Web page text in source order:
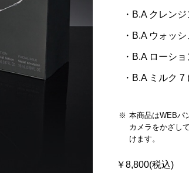
B.A クレン
B.A ウォッ
B.A ローシ
B.A ミルク 7
本商品はWEBパ
カメラをかざし
けます。
￥8,800(税込)